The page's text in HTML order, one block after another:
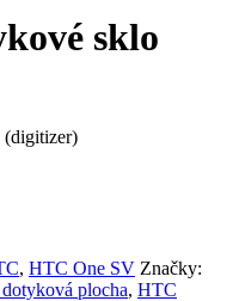
sklo
(digitizer)
, HTC One SV Značky:
plocha, HTC